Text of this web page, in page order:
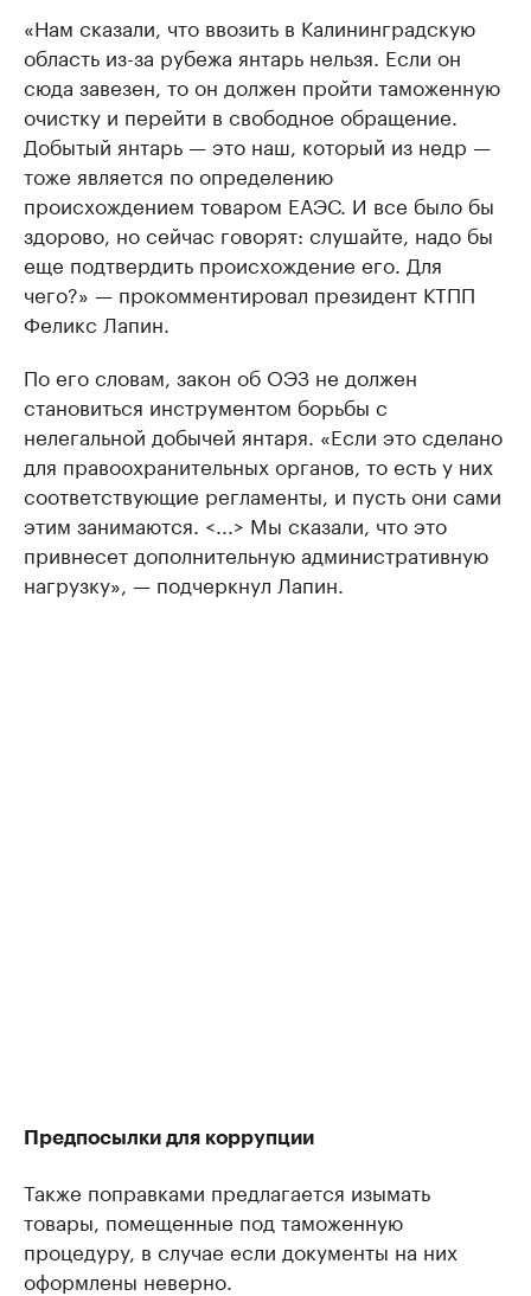
«Нам сказали, что ввозить в Калининградскую
область из-за рубежа янтарь нельзя. Если он
сюда завезен, то он должен пройти таможенную
очистку и перейти в свободное обращение.
Добытый янтарь — это наш, который из недр —
тоже является по определению
происхождением товаром ЕАЭС. И все было бы
здорово, но сейчас говорят: слушайте, надо бы
еще подтвердить происхождение его. Для
чего?» — прокомментировал президент КТПП
Феликс Лапин.
По его словам, закон об ОЭЗ не должен
становиться инструментом борьбы с
нелегальной добычей янтаря. «Если это сделано
для правоохранительных органов, то есть у них
соответствующие регламенты, и пусть они сами
этим занимаются. <...> Мы сказали, что это
привнесет дополнительную административную
нагрузку», — подчеркнул Лапин.
Предпосылки для коррупции
Также поправками предлагается изымать
товары, помещенные под таможенную
процедуру, в случае если документы на них
оформлены неверно.